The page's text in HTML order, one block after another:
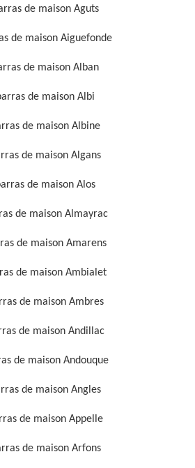
de maison Aguts
de maison Aiguefonde
de maison Alban
de maison Albi
de maison Albine
de maison Algans
de maison Alos
de maison Almayrac
de maison Amarens
de maison Ambialet
de maison Ambres
de maison Andillac
de maison Andouque
de maison Angles
de maison Appelle
de maison Arfons